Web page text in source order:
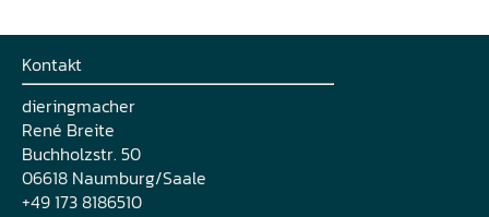
Kontakt
dieringmacher
René Breite
Buchholzstr. 50
06618 Naumburg/Saale
+49 173 8186510